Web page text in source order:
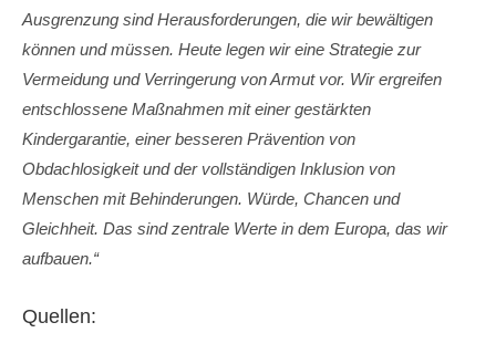
Ausgrenzung sind Herausforderungen, die wir bewältigen
können und müssen. Heute legen wir eine Strategie zur
Vermeidung und Verringerung von Armut vor. Wir ergreifen
entschlossene Maßnahmen mit einer gestärkten
Kindergarantie, einer besseren Prävention von
Obdachlosigkeit und der vollständigen Inklusion von
Menschen mit Behinderungen. Würde, Chancen und
Gleichheit. Das sind zentrale Werte in dem Europa, das wir
aufbauen.“
Quellen: